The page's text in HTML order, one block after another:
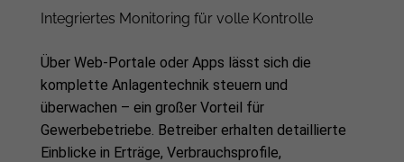
Integriertes Monitoring für volle Kontrolle
Über Web-Portale oder Apps lässt sich die
komplette Anlagentechnik steuern und
überwachen – ein großer Vorteil für
Gewerbebetriebe. Betreiber erhalten detaillierte
Einblicke in Erträge, Verbrauchsprofile,